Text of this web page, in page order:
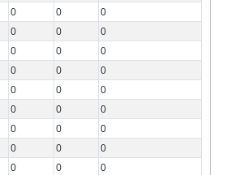
0 0
0
0 0
0
0 0
0
0 0
0
0 0
0
0 0
0
0 0
0
0 0
0
0 0
0